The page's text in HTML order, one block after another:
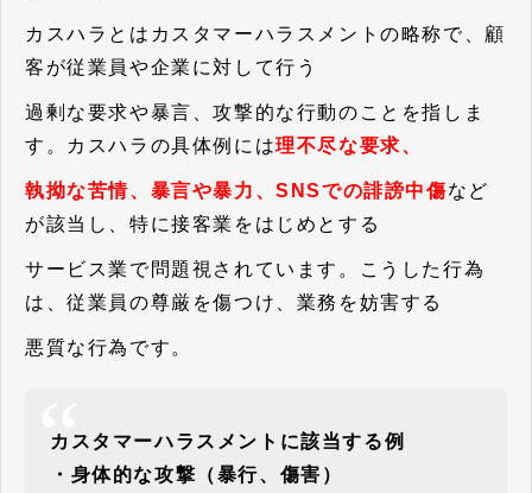
カスハラとはカスタマーハラスメントの略称で、顧
客が従業員や企業に対して行う
過剰な要求や暴言、攻撃的な行動のことを指しま
す。カスハラの具体例には理不尽な要求、
執拗な苦情、暴言や暴力、SNSでの誹謗中傷など
が該当し、特に接客業をはじめとする
サービス業で問題視されています。こうした行為
は、従業員の尊厳を傷つけ、業務を妨害する
悪質な行為です。
カスタマーハラスメントに該当する例
・身体的な攻撃（暴行、傷害）